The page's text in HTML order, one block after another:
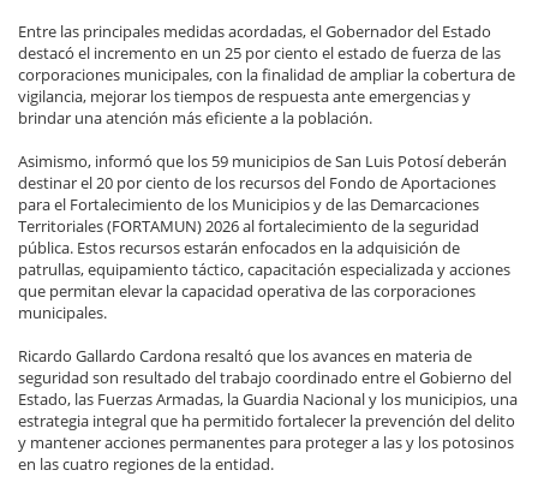
Entre las principales medidas acordadas, el Gobernador del Estado
destacó el incremento en un 25 por ciento el estado de fuerza de las
corporaciones municipales, con la finalidad de ampliar la cobertura de
vigilancia, mejorar los tiempos de respuesta ante emergencias y
brindar una atención más eficiente a la población.
Asimismo, informó que los 59 municipios de San Luis Potosí deberán
destinar el 20 por ciento de los recursos del Fondo de Aportaciones
para el Fortalecimiento de los Municipios y de las Demarcaciones
Territoriales (FORTAMUN) 2026 al fortalecimiento de la seguridad
pública. Estos recursos estarán enfocados en la adquisición de
patrullas, equipamiento táctico, capacitación especializada y acciones
que permitan elevar la capacidad operativa de las corporaciones
municipales.
Ricardo Gallardo Cardona resaltó que los avances en materia de
seguridad son resultado del trabajo coordinado entre el Gobierno del
Estado, las Fuerzas Armadas, la Guardia Nacional y los municipios, una
estrategia integral que ha permitido fortalecer la prevención del delito
y mantener acciones permanentes para proteger a las y los potosinos
en las cuatro regiones de la entidad.